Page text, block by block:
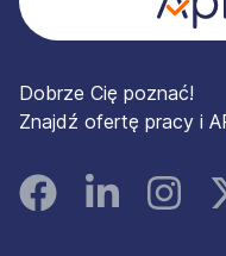
Dobrze Cię poznać!
Znajdź ofertę pracy i
FacebookLinked In